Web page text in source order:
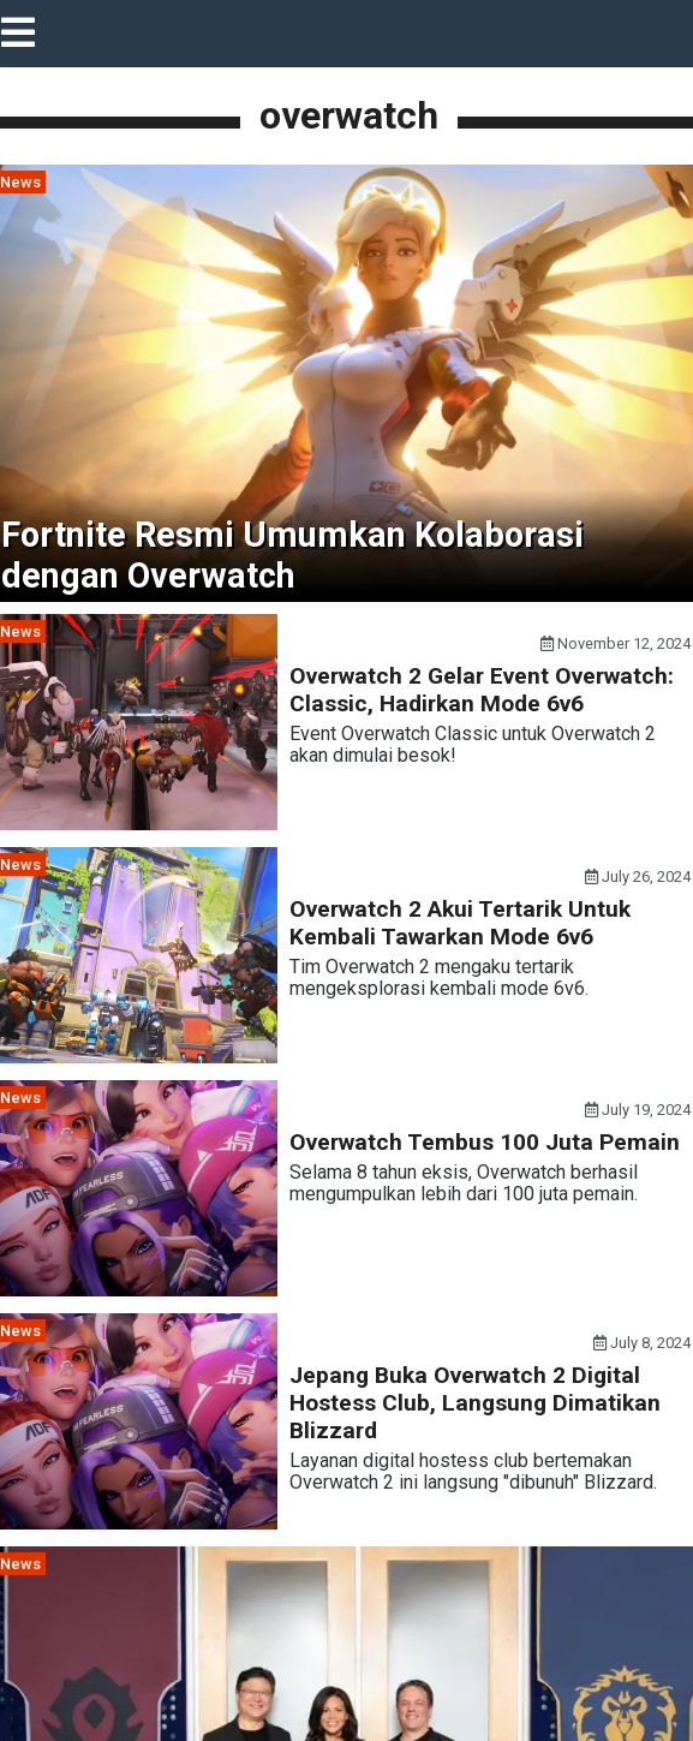
overwatch
News
Fortnite Resmi Umumkan Kolaborasi
dengan Overwatch
News
November 12, 2024
Overwatch 2 Gelar Event Overwatch:
Classic, Hadirkan Mode 6v6
Event Overwatch Classic untuk Overwatch 2
akan dimulai besok!
News
July 26, 2024
Overwatch 2 Akui Tertarik Untuk
Kembali Tawarkan Mode 6v6
Tim Overwatch 2 mengaku tertarik
mengeksplorasi kembali mode 6v6.
News
July 19, 2024
Overwatch Tembus 100 Juta Pemain
Selama 8 tahun eksis, Overwatch berhasil
mengumpulkan lebih dari 100 juta pemain.
News
July 8, 2024
Jepang Buka Overwatch 2 Digital
Hostess Club, Langsung Dimatikan
Blizzard
Layanan digital hostess club bertemakan
Overwatch 2 ini langsung "dibunuh" Blizzard.
News